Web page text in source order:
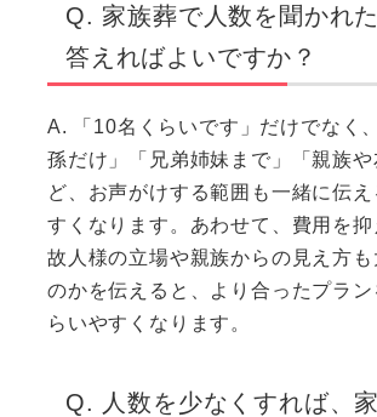
Q. 家族葬で人数を聞かれ
答えればよいですか？
A. 「10名くらいです」だけでなく
孫だけ」「兄弟姉妹まで」「親族
ど、お声がけする範囲も一緒に伝
すくなります。あわせて、費用を抑
故人様の立場や親族からの見え方
のかを伝えると、より合ったプラン
らいやすくなります。
Q. 人数を少なくすれば、